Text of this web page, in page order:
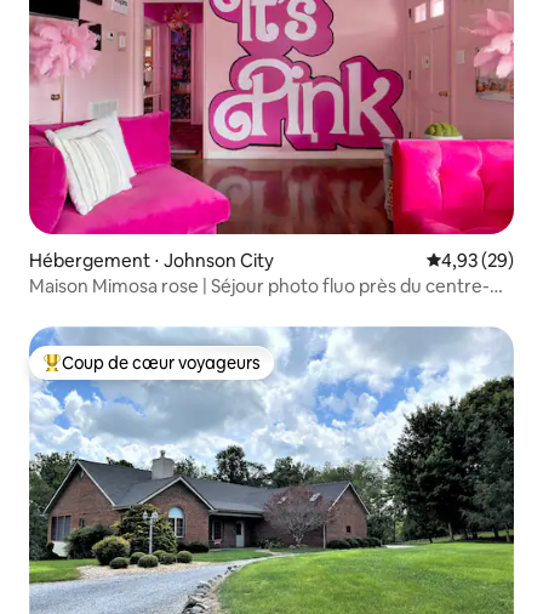
Hébergement ⋅ Johnson City Évaluation
4,93 (29)
Maison Mimosa rose | Séjour photo fluo près du centre-
Coups de cœur voyageurs les plus appréciés
Coup de cœur voyageurs